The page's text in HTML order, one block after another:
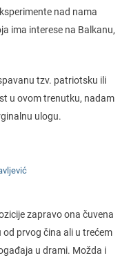
nad nama
ima interese na Balkanu,
tzv. patriotsku ili
u ovom trenutku, nadam
ulogu.
zapravo ona čuvena
od prvog čina ali u trećem
u drami. Možda i